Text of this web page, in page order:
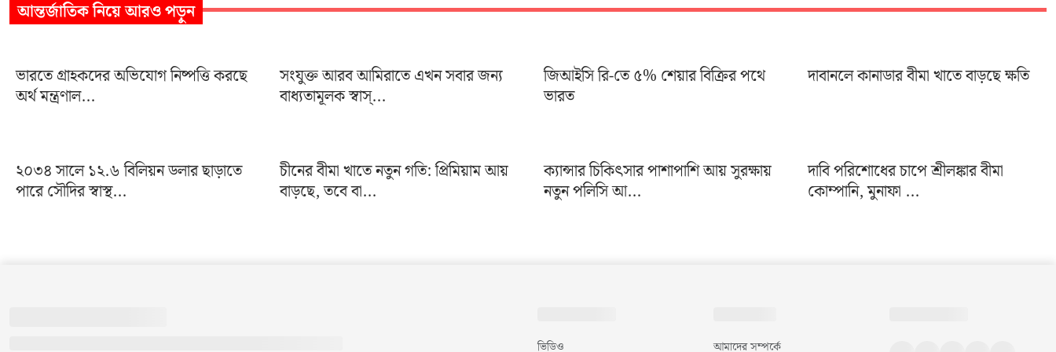
আন্তর্জাতিকনিয়ে আরও পড়ুন
ভারতে গ্রাহকদের অভিযোগ নিষ্পত্তি করছে
অর্থ মন্ত্রণাল...
সংযুক্ত আরব আমিরাতে এখন সবার জন্য
বাধ্যতামূলক স্বাস্...
জিআইসি রি-তে ৫% শেয়ার বিক্রির পথে
ভারত
দাবানলে কানাডার বীমা খাতে বাড়ছে ক্ষতি
২০৩৪ সালে ১২.৬ বিলিয়ন ডলার ছাড়াতে
পারে সৌদির স্বাস্থ...
চীনের বীমা খাতে নতুন গতি: প্রিমিয়াম আয়
বাড়ছে, তবে বা...
ক্যান্সার চিকিৎসার পাশাপাশি আয় সুরক্ষায়
নতুন পলিসি আ...
দাবি পরিশোধের চাপে শ্রীলঙ্কার বীমা
কোম্পানি, মুনাফা ...
ভিডিও আমাদের সম্পর্কে